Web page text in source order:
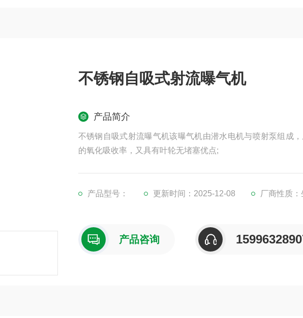
不锈钢自吸式射流曝气机
产品简介
不锈钢自吸式射流曝气机该曝气机由潜水电机与喷射泵组成
的氧化吸收率，又具有叶轮无堵塞优点;
产品型号： 更新时间：2025-12-08 厂商性质
产品咨询